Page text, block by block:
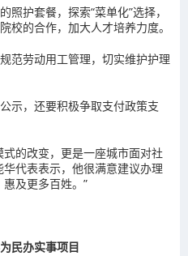
护套餐，探索“菜单化”选择，
校的合作，加大人才培养力度。
范劳动用工管理，切实维护护理
示，还要积极争取支付政策支
的改变，更是一座城市面对社
代表表示，他很满意建议办理
及更多百姓。”
民办实事项目